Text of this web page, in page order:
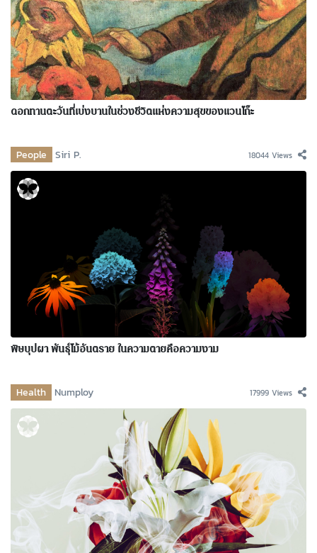
ดอกทานตะวันที่เบ่งบานในช่วงชีวิตแห่งความสุขของแวนโก๊ะ
People Siri P. 18044 Views
พิษบุปผา พันธุ์ไม้อันตราย ในความตายคือความงาม
Health Numploy 17999 Views